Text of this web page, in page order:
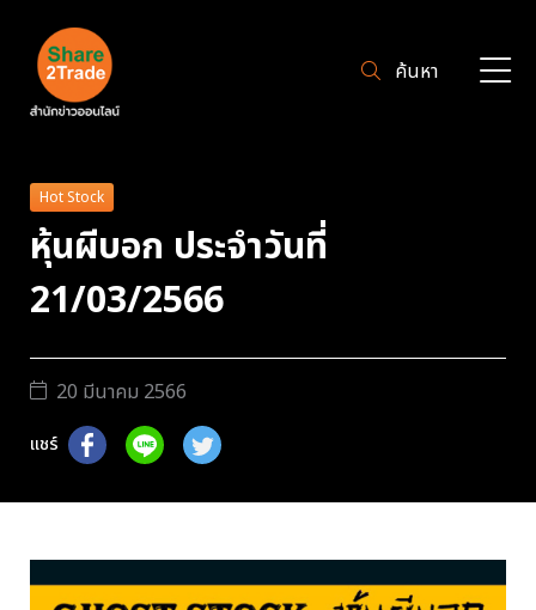
ค้นหา
Hot Stock
หุ้นผีบอก ประจำวันที่
21/03/2566
20 มีนาคม 2566
แชร์